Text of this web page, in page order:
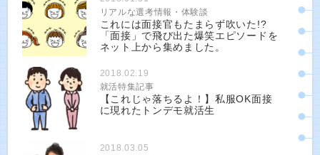
リアルな選考情報・体験談
これには面接官もたまらず吹いた!?
「面接」で飛び出た爆笑エピソードを
ネット上から集めました。
2018.02.19
就活特集記事
【これじゃ落ちるよ！】私服OK面接
に現れたトンデモ就活生
2018.03.05